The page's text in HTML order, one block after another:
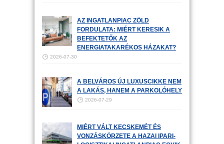
AZ INGATLANPIAC ZÖLD
FORDULATA: MIÉRT KERESIK A
BEFEKTETŐK AZ
ENERGIATAKARÉKOS HÁZAKAT?
2026-07-30
A BELVÁROS ÚJ LUXUSCIKKE NEM
A LAKÁS, HANEM A PARKOLÓHELY
2026-07-29
MIÉRT VÁLT KECSKEMÉT ÉS
VONZÁSKÖRZETE A HAZAI IPARI-